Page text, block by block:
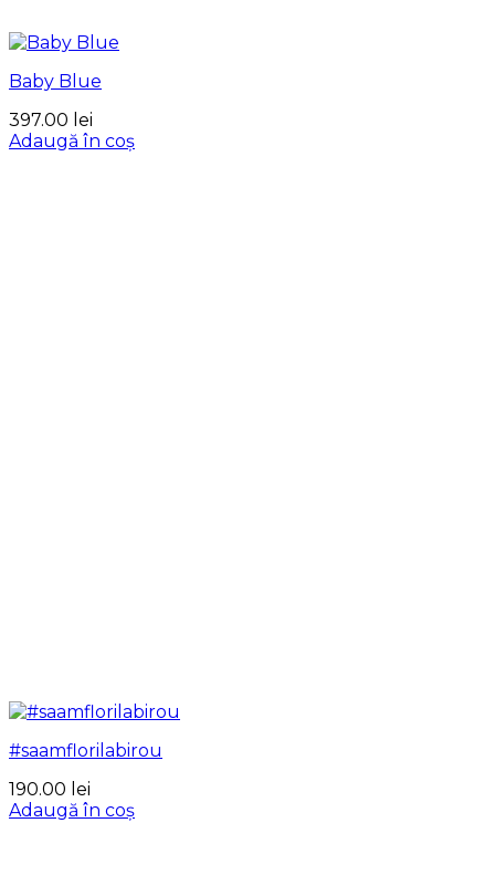
Baby Blue
397.00 lei
Adaugă în coș
#saamflorilabirou
190.00 lei
Adaugă în coș